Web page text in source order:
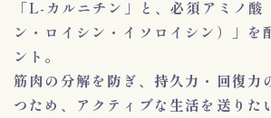
「L-カルニチン」と、必須アミノ
ン・ロイシン・イソロイシン）」 を
ント。
筋肉の分解を防ぎ、持久力・回復力
つため、アクティブな生活を送りた